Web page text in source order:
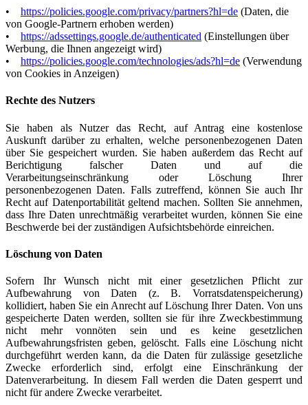
• https://policies.google.com/privacy/partners?hl=de (Daten, die
von Google-Partnern erhoben werden)
• https://adssettings.google.de/authenticated (Einstellungen über
Werbung, die Ihnen angezeigt wird)
• https://policies.google.com/technologies/ads?hl=de (Verwendung
von Cookies in Anzeigen)
Rechte des Nutzers
Sie haben als Nutzer das Recht, auf Antrag eine kostenlose
Auskunft darüber zu erhalten, welche personenbezogenen Daten
über Sie gespeichert wurden. Sie haben außerdem das Recht auf
Berichtigung falscher Daten und auf die
Verarbeitungseinschränkung oder Löschung Ihrer
personenbezogenen Daten. Falls zutreffend, können Sie auch Ihr
Recht auf Datenportabilität geltend machen. Sollten Sie annehmen,
dass Ihre Daten unrechtmäßig verarbeitet wurden, können Sie eine
Beschwerde bei der zuständigen Aufsichtsbehörde einreichen.
Löschung von Daten
Sofern Ihr Wunsch nicht mit einer gesetzlichen Pflicht zur
Aufbewahrung von Daten (z. B. Vorratsdatenspeicherung)
kollidiert, haben Sie ein Anrecht auf Löschung Ihrer Daten. Von uns
gespeicherte Daten werden, sollten sie für ihre Zweckbestimmung
nicht mehr vonnöten sein und es keine gesetzlichen
Aufbewahrungsfristen geben, gelöscht. Falls eine Löschung nicht
durchgeführt werden kann, da die Daten für zulässige gesetzliche
Zwecke erforderlich sind, erfolgt eine Einschränkung der
Datenverarbeitung. In diesem Fall werden die Daten gesperrt und
nicht für andere Zwecke verarbeitet.